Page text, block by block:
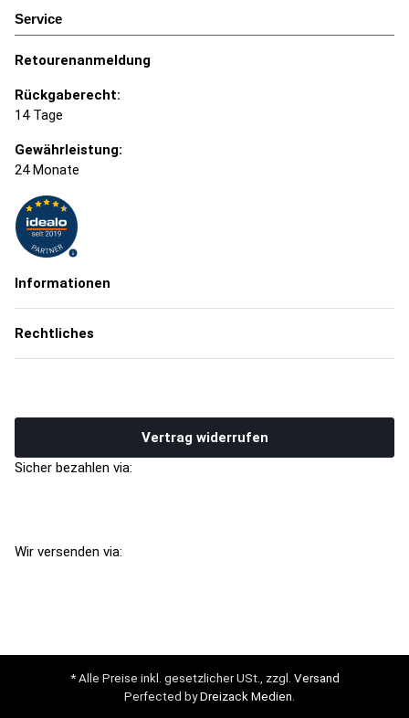
Service
Retourenanmeldung
Rückgaberecht:
14 Tage
Gewährleistung:
24 Monate
Informationen
Rechtliches
Vertrag widerrufen
Sicher bezahlen via:
Wir versenden via:
* Alle Preise inkl. gesetzlicher USt., zzgl. Versand
Perfected byDreizack Medien.